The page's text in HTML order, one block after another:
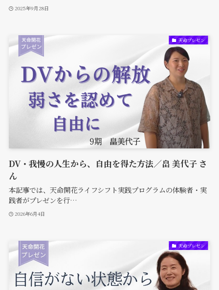
2025年9月28日
天命プレゼン
DV・我慢の人生から、自由を得た方法／畠 美代子 さ
ん
本記事では、天命開花ライフシフト実践プログラムの体験者・実
践者がプレゼンを行…
2026年6月4日
天命プレゼン